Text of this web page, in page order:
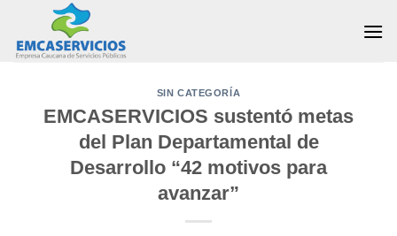
content
SIN CATEGORÍA
EMCASERVICIOS sustentó metas
del Plan Departamental de
Desarrollo “42 motivos para
avanzar”